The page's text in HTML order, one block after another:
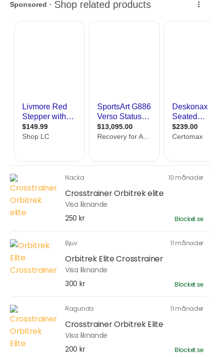
Nacka 10 månader
Crosstrainer Orbitrek elite
Visa liknande
250 kr
Blocket.se
Bjuv 11 månader
Orbitrek Elite Crosstrainer
Visa liknande
300 kr
Blocket.se
Ragunda 11 månader
Crosstrainer Orbitrek Elite
Visa liknande
200 kr
Blocket.se